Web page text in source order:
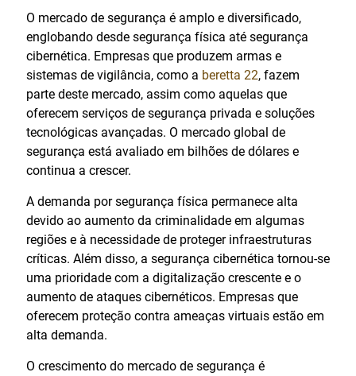
O mercado de segurança é amplo e diversificado,
englobando desde segurança física até segurança
cibernética. Empresas que produzem armas e
sistemas de vigilância, como a beretta 22, fazem
parte deste mercado, assim como aquelas que
oferecem serviços de segurança privada e soluções
tecnológicas avançadas. O mercado global de
segurança está avaliado em bilhões de dólares e
continua a crescer.
A demanda por segurança física permanece alta
devido ao aumento da criminalidade em algumas
regiões e à necessidade de proteger infraestruturas
críticas. Além disso, a segurança cibernética tornou-se
uma prioridade com a digitalização crescente e o
aumento de ataques cibernéticos. Empresas que
oferecem proteção contra ameaças virtuais estão em
alta demanda.
O crescimento do mercado de segurança é